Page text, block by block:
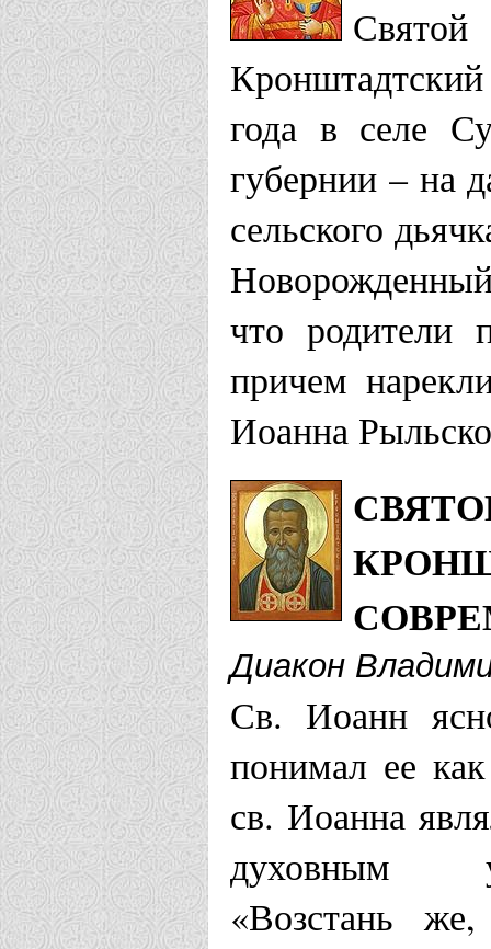
года в селе
губернии – на
сельского
что родители
причем
Иоанна
Диакон
Св. Иоанн
понимал ее
св. Иоанна
духовным
«Возстань